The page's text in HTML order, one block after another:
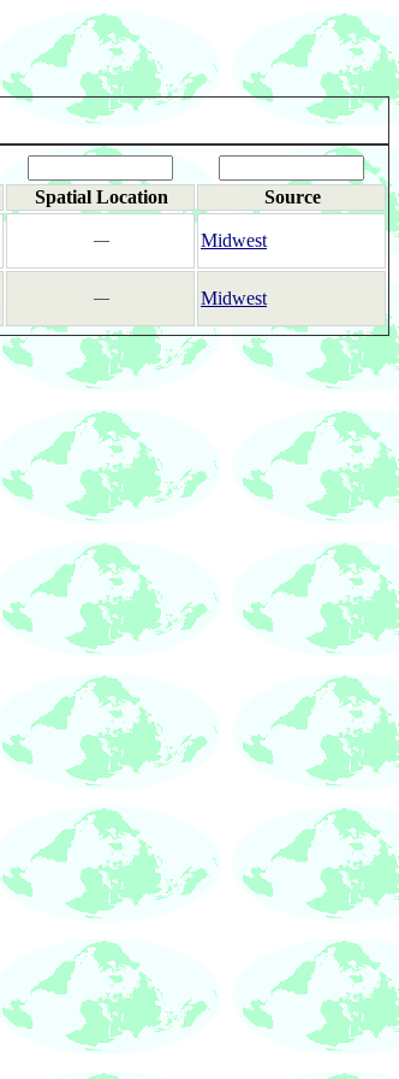
Spatial Location Source
― Midwest
― Midwest